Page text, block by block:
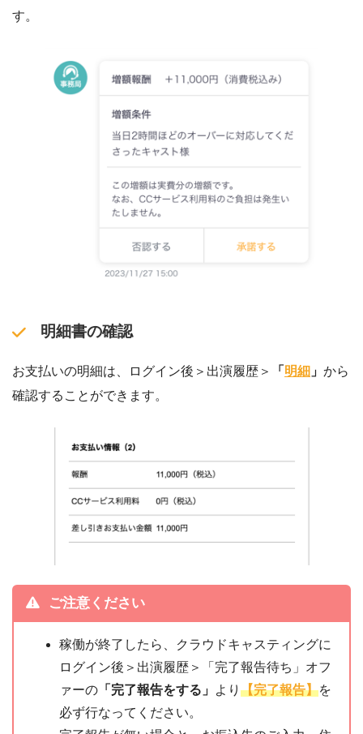
す。
明細書の確認
お支払いの明細は、ログイン後＞出演履歴＞ 「 明細 」 から
確認することができます。
ご注意ください
稼働が終了したら、クラウドキャスティングに
ログイン後＞出演履歴＞「完了報告待ち」オフ
ァーの「完了報告をする」 より 【完了報告】を
必ず行なってください。